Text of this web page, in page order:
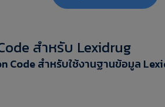
สำหรับ Lexidrug
Code สำหรับใช้งานฐานข้อมูล